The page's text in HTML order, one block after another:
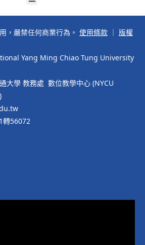
，嚴禁任何商業行為。 使用條款
版權
Yang Ming Chiao Tung University
大學 教務處 數位教學中心 (NYCU
轉56072